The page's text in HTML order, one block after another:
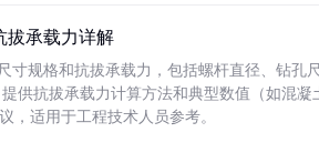
拔承载力详解
寸规格和抗拔承载力，包括螺杆直径、钻孔
供抗拔承载力计算方法和典型数值（如混
，适用于工程技术人员参考。